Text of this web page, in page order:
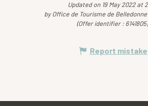
Updated on 19 May 2022 at
by Office de Tourisme de
(Offer identifier : 6141805)
Report mistake